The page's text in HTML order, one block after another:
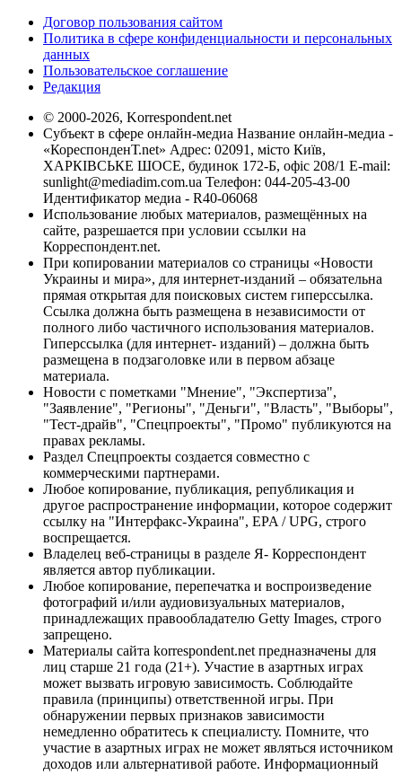
Договор пользования сайтом
Политика в сфере конфиденциальности и персональных
данных
Пользовательское соглашение
Редакция
© 2000-2026, Korrespondent.net
Субъект в сфере онлайн-медиа Название онлайн-медиа -
«КореспонденТ.net» Адрес: 02091, місто Київ,
ХАРКІВСЬКЕ ШОСЕ, будинок 172-Б, офіс 208/1 E-mail:
sunlight@mediadim.com.ua Телефон: 044-205-43-00
Идентификатор медиа - R40-06068
Использование любых материалов, размещённых на
сайте, разрешается при условии ссылки на
Корреспондент.net.
При копировании материалов со страницы «Новости
Украины и мира», для интернет-изданий – обязательна
прямая открытая для поисковых систем гиперссылка.
Ссылка должна быть размещена в независимости от
полного либо частичного использования материалов.
Гиперссылка (для интернет- изданий) – должна быть
размещена в подзаголовке или в первом абзаце
материала.
Новости с пометками "Мнение", "Экспертиза",
"Заявление", "Регионы", "Деньги", "Власть", "Выборы",
"Тест-драйв", "Спецпроекты", "Промо" публикуются на
правах рекламы.
Раздел Спецпроекты создается совместно с
коммерческими партнерами.
Любое копирование, публикация, републикация и
другое распространение информации, которое содержит
ссылку на "Интерфакс-Украина", EPA / UPG, строго
воспрещается.
Владелец веб-страницы в разделе Я- Корреспондент
является автор публикации.
Любое копирование, перепечатка и воспроизведение
фотографий и/или аудиовизуальных материалов,
принадлежащих правообладателю Getty Images, строго
запрещено.
Материалы сайта korrespondent.net предназначены для
лиц старше 21 года (21+). Участие в азартных играх
может вызвать игровую зависимость. Соблюдайте
правила (принципы) ответственной игры. При
обнаружении первых признаков зависимости
немедленно обратитесь к специалисту. Помните, что
участие в азартных играх не может являться источником
доходов или альтернативой работе. Информационный